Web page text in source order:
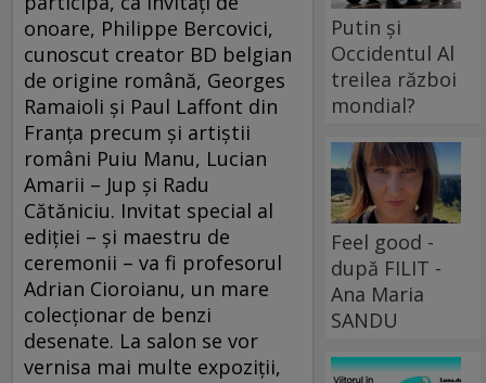
onoare, Philippe Bercovici,
cunoscut creator BD belgian
de origine română, Georges
Ramaioli şi Paul Laffont din
Franţa precum şi artiştii
români Puiu Manu, Lucian
Amarii – Jup şi Radu
Cătăniciu. Invitat special al
ediţiei – şi maestru de
ceremonii – va fi profesorul
Adrian Cioroianu, un mare
colecţionar de benzi
desenate. La salon se vor
vernisa mai multe expoziţii,
Putin și
Occidentul Al
treilea război
mondial?
Feel good -
după FILIT -
Ana Maria
SANDU